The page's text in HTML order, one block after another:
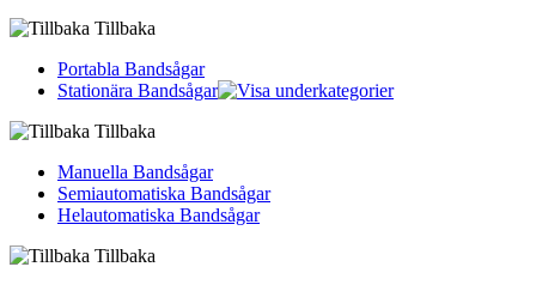
Tillbaka
Portabla Bandsågar
Stationära Bandsågar
Tillbaka
Manuella Bandsågar
Semiautomatiska Bandsågar
Helautomatiska Bandsågar
Tillbaka